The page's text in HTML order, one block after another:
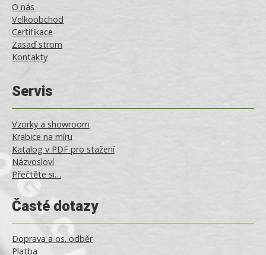
O nás
Velkoobchod
Certifikace
Zasaď strom
Kontakty
Servis
Vzorky a showroom
Krabice na míru
Katalog v PDF pro stažení
Názvosloví
Přečtěte si…
Časté dotazy
Doprava a os. odběr
Platba